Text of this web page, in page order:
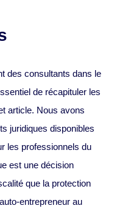
des consultants dans le
de récapituler les
article. Nous avons
juridiques disponibles
les professionnels du
est une décision
que la protection
entrepreneur au